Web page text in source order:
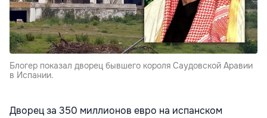
Блогер показал дворец бывшего короля Саудовской Аравии
в Испании.
Дворец за 350 миллионов евро на испанском